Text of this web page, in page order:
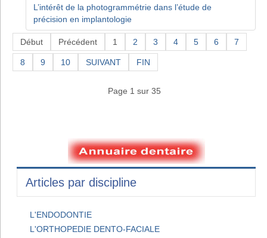
L’intérêt de la photogrammétrie dans l’étude de
précision en implantologie
Début Précédent 1 2 3 4 5 6 7
8 9 10 SUIVANT FIN
Page 1 sur 35
Articles par discipline
L'ENDODONTIE
L'ORTHOPEDIE DENTO-FACIALE